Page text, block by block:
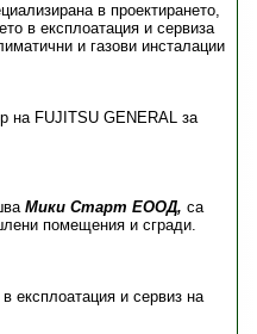
в проектирането,
в експлоатация и сервиза
и газови инсталации
на FUJITSU GENERAL за
Мики Старт ЕООД, са
помещения и сгради.
експлоатация и сервиз на